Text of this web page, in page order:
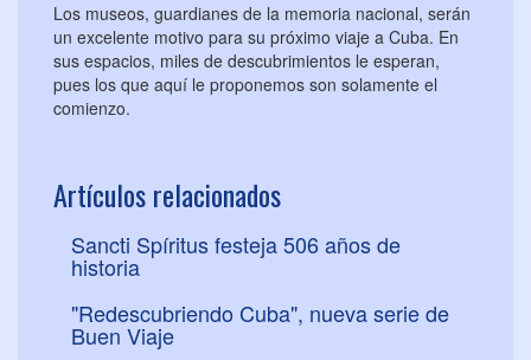
Los museos, guardianes de la memoria nacional, serán
un excelente motivo para su próximo viaje a Cuba. En
sus espacios, miles de descubrimientos le esperan,
pues los que aquí le proponemos son solamente el
comienzo.
Artículos relacionados
Sancti Spíritus festeja 506 años de
historia
"Redescubriendo Cuba", nueva serie de
Buen Viaje